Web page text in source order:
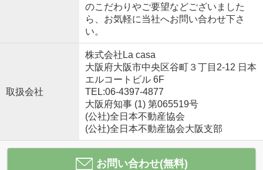
のこだわりやご要望などございました
ら、お気軽に当社へお問い合わせ下さ
い。
取扱会社
株式会社La casa
大阪府大阪市中央区谷町３丁目2-12 日本
エルコートビル 6F
TEL:06-4397-4877
大阪府知事 (1) 第065519号
(公社)全日本不動産協会
(公社)全日本不動産協会大阪支部
お問い合わせ(無料)